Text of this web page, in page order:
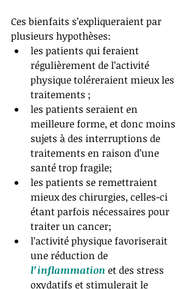
Ces bienfaits s’expliqueraient par
plusieurs hypothèses:
les patients qui feraient
régulièrement de l’activité
physique toléreraient mieux les
traitements ;
les patients seraient en
meilleure forme, et donc moins
sujets à des interruptions de
traitements en raison d’une
santé trop fragile;
les patients se remettraient
mieux des chirurgies, celles-ci
étant parfois nécessaires pour
traiter un cancer;
l’activité physique favoriserait
une réduction de
l’inflammation et des stress
oxydatifs et stimulerait le